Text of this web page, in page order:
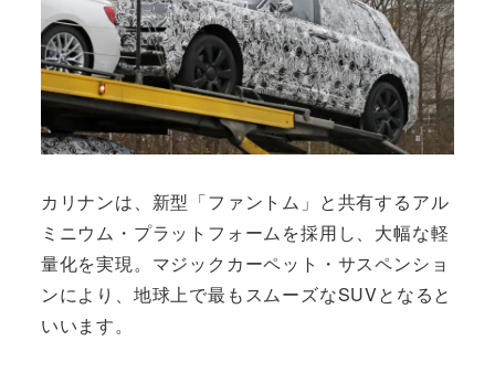
カリナンは、新型「ファントム」と共有するアル
ミニウム・プラットフォームを採用し、大幅な軽
量化を実現。マジックカーペット・サスペンショ
ンにより、地球上で最もスムーズなSUVとなると
いいます。